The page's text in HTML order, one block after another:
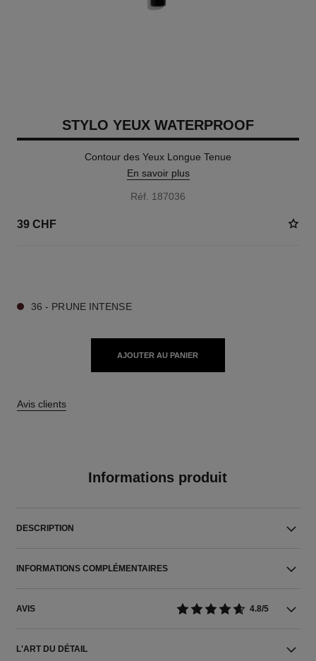
STYLO YEUX WATERPROOF
Contour des Yeux Longue Tenue
En savoir plus
Réf. 187036
39 CHF
36 - PRUNE INTENSE
AJOUTER AU PANIER
Avis clients
Informations produit
DESCRIPTION
INFORMATIONS COMPLÉMENTAIRES
AVIS 4.8/5
L'ART DU DÉTAIL